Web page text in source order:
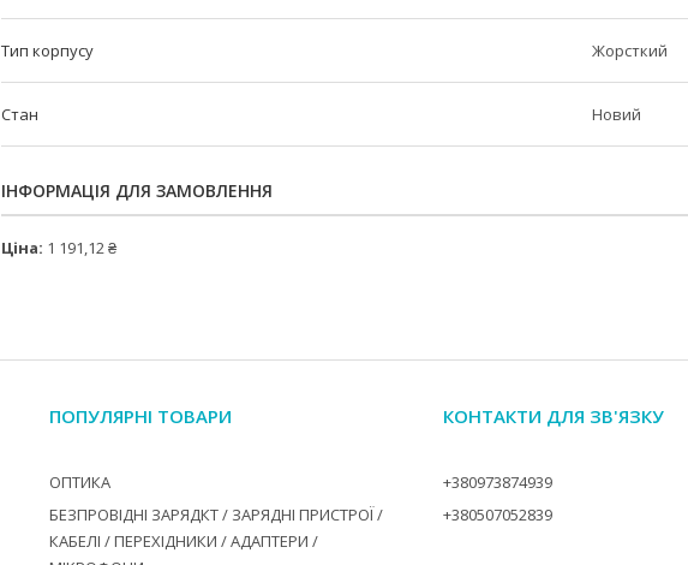
Тип корпусу Жорсткий
Стан Новий
ІНФОРМАЦІЯ ДЛЯ ЗАМОВЛЕННЯ
Ціна: 1 191,12 ₴
ПОПУЛЯРНІ ТОВАРИ
ОПТИКА
БЕЗПРОВІДНІ ЗАРЯДКТ / ЗАРЯДНІ ПРИСТРОЇ /
КАБЕЛІ / ПЕРЕХІДНИКИ / АДАПТЕРИ /
КОНТАКТИ ДЛЯ ЗВ'ЯЗКУ
+380973874939
+380507052839